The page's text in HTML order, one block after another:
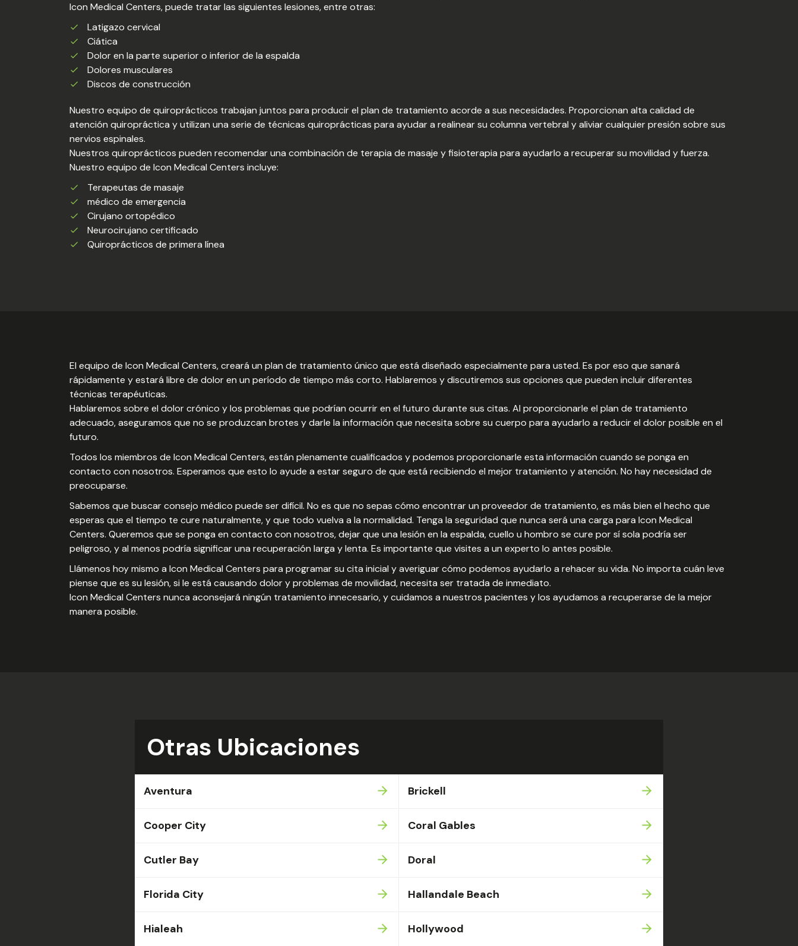
Icon Medical Centers, puede tratar las siguientes lesiones, entre otras:
Latigazo cervical
Ciática
Dolor en la parte superior o inferior de la espalda
Dolores musculares
Discos de construcción
Nuestro equipo de quiroprácticos trabajan juntos para producir el plan de tratamiento acorde a sus necesidades. Proporcionan alta calidad de
atención quiropráctica y utilizan una serie de técnicas quiroprácticas para ayudar a realinear su columna vertebral y aliviar cualquier presión sobre sus
nervios espinales.
Nuestros quiroprácticos pueden recomendar una combinación de terapia de masaje y fisioterapia para ayudarlo a recuperar su movilidad y fuerza.
Nuestro equipo de Icon Medical Centers incluye:
Terapeutas de masaje
médico de emergencia
Cirujano ortopédico
Neurocirujano certificado
Quiroprácticos de primera línea
El equipo de Icon Medical Centers, creará un plan de tratamiento único que está diseñado especialmente para usted. Es por eso que sanará
rápidamente y estará libre de dolor en un período de tiempo más corto. Hablaremos y discutiremos sus opciones que pueden incluir diferentes
técnicas terapéuticas.
Hablaremos sobre el dolor crónico y los problemas que podrían ocurrir en el futuro durante sus citas. Al proporcionarle el plan de tratamiento
adecuado, aseguramos que no se produzcan brotes y darle la información que necesita sobre su cuerpo para ayudarlo a reducir el dolor posible en el
futuro.
Todos los miembros de Icon Medical Centers, están plenamente cualificados y podemos proporcionarle esta información cuando se ponga en
contacto con nosotros. Esperamos que esto lo ayude a estar seguro de que está recibiendo el mejor tratamiento y atención. No hay necesidad de
preocuparse.
Sabemos que buscar consejo médico puede ser difícil. No es que no sepas cómo encontrar un proveedor de tratamiento, es más bien el hecho que
esperas que el tiempo te cure naturalmente, y que todo vuelva a la normalidad. Tenga la seguridad que nunca será una carga para Icon Medical
Centers. Queremos que se ponga en contacto con nosotros, dejar que una lesión en la espalda, cuello u hombro se cure por sí sola podría ser
peligroso, y al menos podría significar una recuperación larga y lenta. Es importante que visites a un experto lo antes posible.
Llámenos hoy mismo a Icon Medical Centers para programar su cita inicial y averiguar cómo podemos ayudarlo a rehacer su vida. No importa cuán leve
piense que es su lesión, si le está causando dolor y problemas de movilidad, necesita ser tratada de inmediato.
Icon Medical Centers nunca aconsejará ningún tratamiento innecesario, y cuidamos a nuestros pacientes y los ayudamos a recuperarse de la mejor
manera posible.
Otras Ubicaciones
Aventura Brickell
Cooper City Coral Gables
Cutler Bay Doral
Florida City Hallandale Beach
Hialeah Hollywood